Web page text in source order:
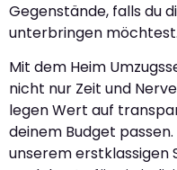
Gegenstände, falls du
unterbringen möchtest.
Mit dem Heim
nicht nur Zeit und
legen Wert auf
deinem Budget
unserem erstklassigen